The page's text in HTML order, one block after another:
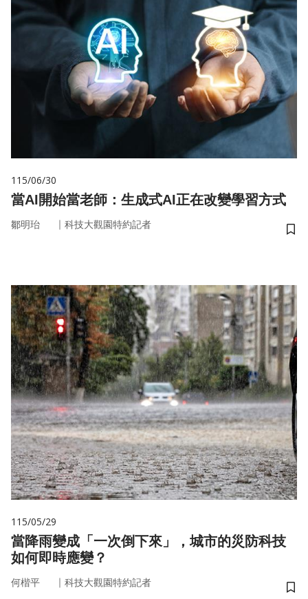
115/06/30
當AI開始當老師：生成式AI正在改變學習方式
鄒明珆 ｜ 科技大觀園特約記者
儲
115/05/29
當降雨變成「一次倒下來」，城市的災防科技
如何即時應變？
何楷平 ｜ 科技大觀園特約記者
儲